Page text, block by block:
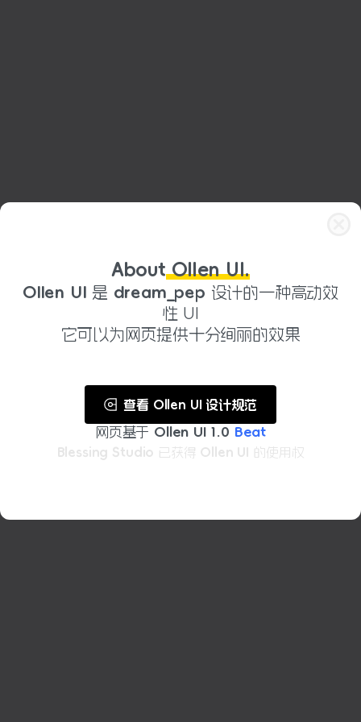
AboutOllen UI.
Ollen UI 是 dream_pep 设计的一种高动效
性 UI
它可以为网页提供十分绚丽的效果
查看 Ollen UI 设计规范
网页基于 Ollen UI1.0 Beat
Blessing Studio 已获得 Ollen UI 的使用权